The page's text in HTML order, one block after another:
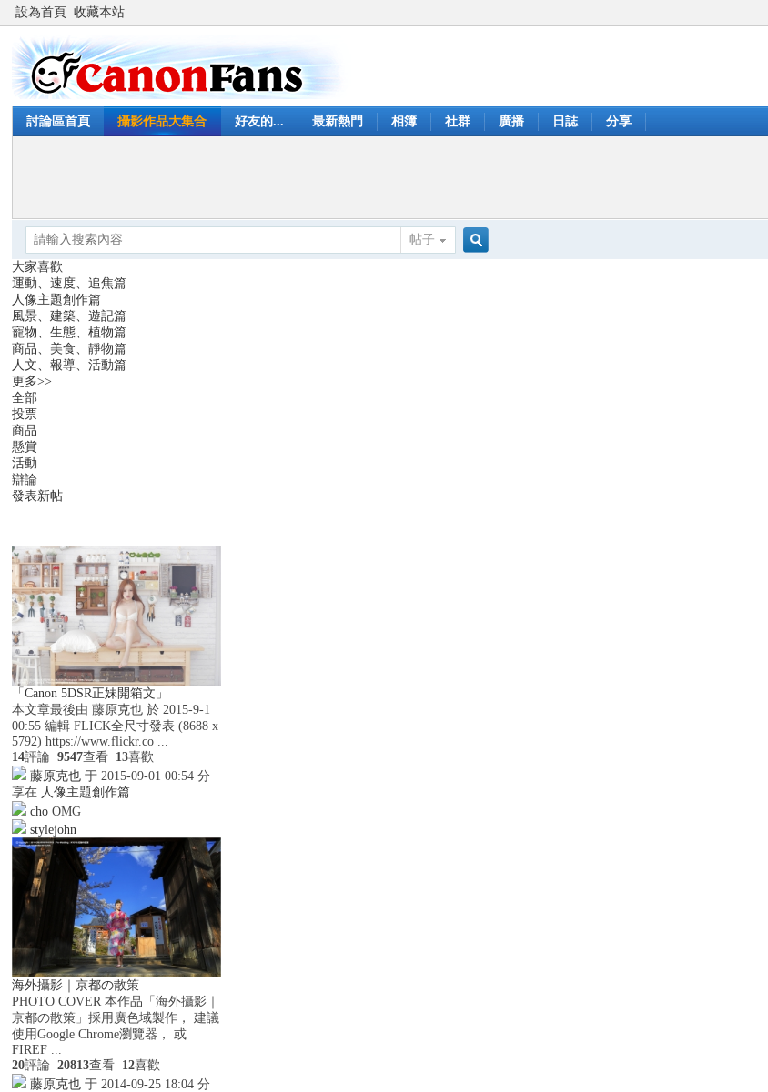
設為首頁 收藏本站
討論區首頁 攝影作品大集合 好友的... 最新熱門 相簿 社群 廣播 日誌 分享
帖子
大家喜歡
運動、速度、追焦篇
人像主題創作篇
風景、建築、遊記篇
寵物、生態、植物篇
商品、美食、靜物篇
人文、報導、活動篇
更多>>
全部
投票
商品
懸賞
活動
辯論
發表新帖
「Canon 5DSR正妹開箱文」
本文章最後由 藤原克也 於 2015-9-1
00:55 編輯 FLICK全尺寸發表 (8688 x
5792) https://www.flickr.co ...
14評論 9547查看 13喜歡
藤原克也 于 2015-09-01 00:54 分
享在 人像主題創作篇
cho OMG
stylejohn
海外攝影｜京都の散策
PHOTO COVER 本作品「海外攝影｜
京都の散策」採用廣色域製作， 建議
使用Google Chrome瀏覽器， 或
FIREF ...
20評論 20813查看 12喜歡
藤原克也 于 2014-09-25 18:04 分